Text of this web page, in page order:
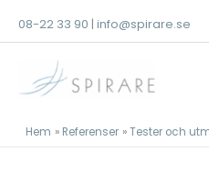
08-22 33 90 info@spirare.se
Hem Referenser Tester och